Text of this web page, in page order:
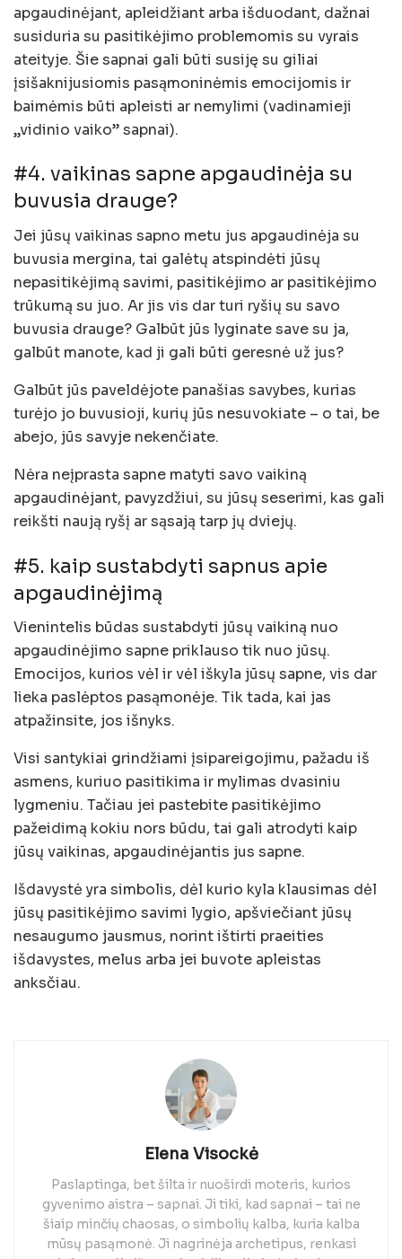
apgaudinėjant, apleidžiant arba išduodant, dažnai
susiduria su pasitikėjimo problemomis su vyrais
ateityje. Šie sapnai gali būti susiję su giliai
įsišaknijusiomis pasąmoninėmis emocijomis ir
baimėmis būti apleisti ar nemylimi (vadinamieji
„vidinio vaiko” sapnai).
#4. vaikinas sapne apgaudinėja su
buvusia drauge?
Jei jūsų vaikinas sapno metu jus apgaudinėja su
buvusia mergina, tai galėtų atspindėti jūsų
nepasitikėjimą savimi, pasitikėjimo ar pasitikėjimo
trūkumą su juo. Ar jis vis dar turi ryšių su savo
buvusia drauge? Galbūt jūs lyginate save su ja,
galbūt manote, kad ji gali būti geresnė už jus?
Galbūt jūs paveldėjote panašias savybes, kurias
turėjo jo buvusioji, kurių jūs nesuvokiate – o tai, be
abejo, jūs savyje nekenčiate.
Nėra neįprasta sapne matyti savo vaikiną
apgaudinėjant, pavyzdžiui, su jūsų seserimi, kas gali
reikšti naują ryšį ar sąsają tarp jų dviejų.
#5. kaip sustabdyti sapnus apie
apgaudinėjimą
Vienintelis būdas sustabdyti jūsų vaikiną nuo
apgaudinėjimo sapne priklauso tik nuo jūsų.
Emocijos, kurios vėl ir vėl iškyla jūsų sapne, vis dar
lieka paslėptos pasąmonėje. Tik tada, kai jas
atpažinsite, jos išnyks.
Visi santykiai grindžiami įsipareigojimu, pažadu iš
asmens, kuriuo pasitikima ir mylimas dvasiniu
lygmeniu. Tačiau jei pastebite pasitikėjimo
pažeidimą kokiu nors būdu, tai gali atrodyti kaip
jūsų vaikinas, apgaudinėjantis jus sapne.
Išdavystė yra simbolis, dėl kurio kyla klausimas dėl
jūsų pasitikėjimo savimi lygio, apšviečiant jūsų
nesaugumo jausmus, norint ištirti praeities
išdavystes, melus arba jei buvote apleistas
anksčiau.
Elena Visockė
Paslaptinga, bet šilta ir nuoširdi moteris, kurios
gyvenimo aistra – sapnai. Ji tiki, kad sapnai – tai ne
šiaip minčių chaosas, o simbolių kalba, kuria kalba
mūsų pasąmonė. Ji nagrinėja archetipus, renkasi